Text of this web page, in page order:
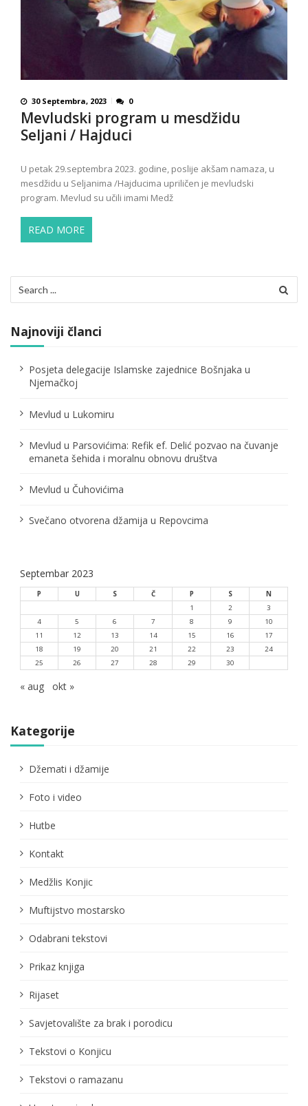
30 Septembra, 2023 0
Mevludski program u mesdžidu
Seljani / Hajduci
U petak 29.septembra 2023. godine, poslije akšam namaza, u
mesdžidu u Seljanima /Hajducima upriličen je mevludski
program. Mevlud su učili imami Medž
READ MORE
for:
Najnoviji članci
Posjeta delegacije Islamske zajednice Bošnjaka u
Njemačkoj
Mevlud u Lukomiru
Mevlud u Parsovićima: Refik ef. Delić pozvao na čuvanje
emaneta šehida i moralnu obnovu društva
Mevlud u Čuhovićima
Svečano otvorena džamija u Repovcima
Septembar 2023
P U S Č P S
N
1
2
3
4
5 6 7 8 9
10
11
12 13 14 15 16
17
18
19 20 21 22 23
24
25
26 27 28 29 30
« aug okt »
Kategorije
Džemati i džamije
Foto i video
Hutbe
Kontakt
Medžlis Konjic
Muftijstvo mostarsko
Odabrani tekstovi
Prikaz knjiga
Rijaset
Savjetovalište za brak i porodicu
Tekstovi o Konjicu
Tekstovi o ramazanu